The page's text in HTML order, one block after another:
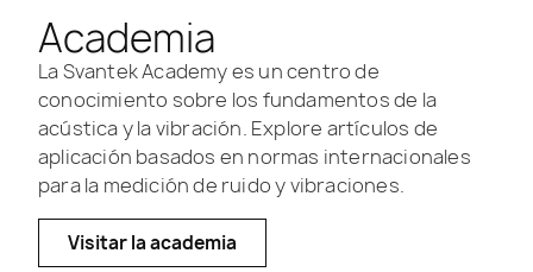
Academia
La Svantek Academy es un centro de
conocimiento sobre los fundamentos de la
acústica y la vibración. Explore artículos de
aplicación basados en normas internacionales
para la medición de ruido y vibraciones.
Visitar la academia